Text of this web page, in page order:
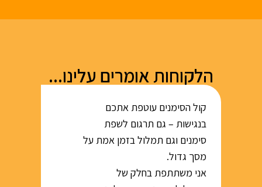
הלקוחות אומרים עלינו...
קול הסימנים עוטפת אתכם
בנגישות – גם תרגום לשפת
סימנים וגם תמלול בזמן אמת על
מסך גדול.
אני משתתפת בחלק של